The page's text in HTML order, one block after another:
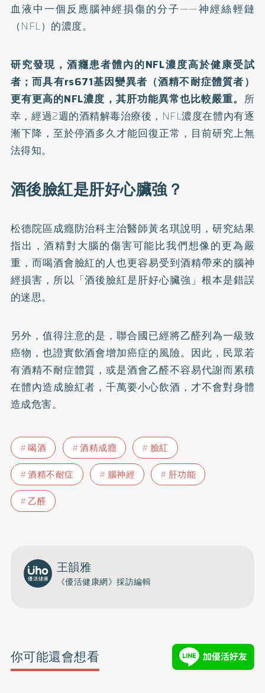
血液中一個反應腦神經損傷的分子——神經絲輕鏈
（NFL）的濃度。
研究發現，酒癮患者體內的NFL濃度高於健康受試
者；而具有rs671基因變異者（酒精不耐症體質者）
更有更高的NFL濃度，其肝功能異常也比較嚴重。 所
幸，經過2週的酒精解毒治療後，NFL濃度在體內有逐
漸下降，至於停酒多久才能回復正常，目前研究上無
法得知。
酒後臉紅是肝好心臟強？
松德院區成癮防治科主治醫師黃名琪說明，研究結果
指出，酒精對大腦的傷害可能比我們想像的更為嚴
重，而喝酒會臉紅的人也更容易受到酒精帶來的腦神
經損害，所以「酒後臉紅是肝好心臟強」根本是錯誤
的迷思。
另外，值得注意的是，聯合國已經將乙醛列為一級致
癌物，也證實飲酒會增加癌症的風險。因此，民眾若
有酒精不耐症體質，或是酒會乙醛不容易代謝而累積
在體內造成臉紅者，千萬要小心飲酒，才不會對身體
造成危害。
喝酒 酒精成癮
臉紅
酒精不耐症
腦神經
肝功能
乙醛
王韻雅
《優活健康網》採訪編輯
你可能還會想看